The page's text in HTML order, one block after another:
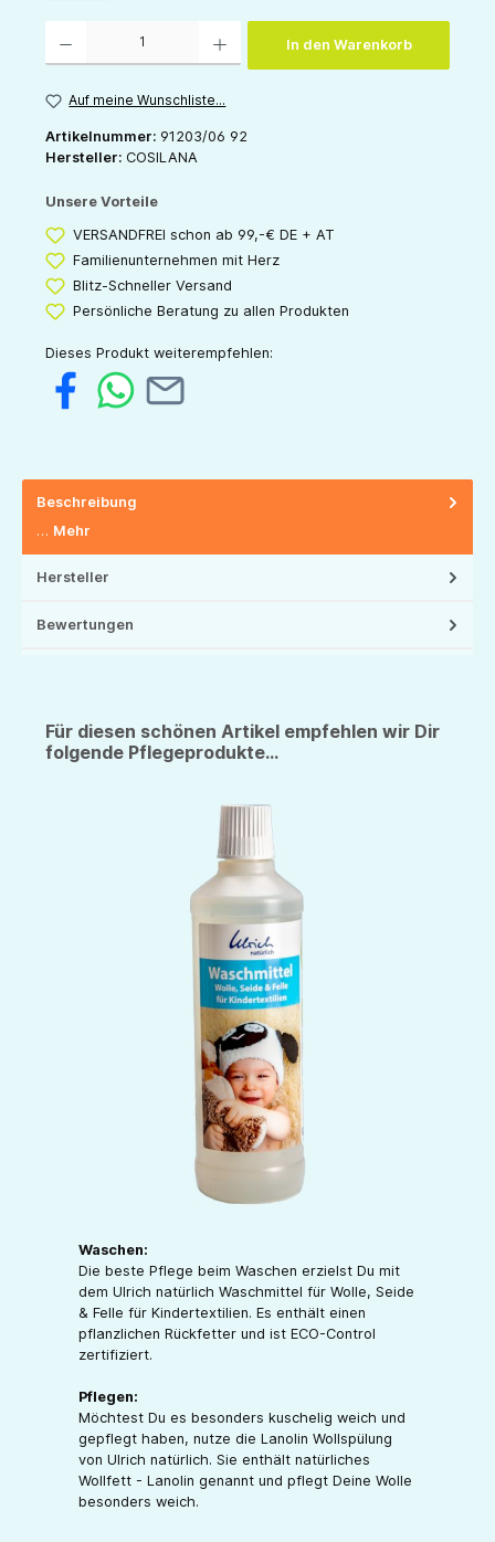
In den Warenkorb
Auf meine Wunschliste...
Artikelnummer: 91203/06 92
Hersteller: COSILANA
Unsere Vorteile
VERSANDFREI schon ab 99,-€ DE + AT
Familienunternehmen mit Herz
Blitz-Schneller Versand
Persönliche Beratung zu allen Produkten
Dieses Produkt weiterempfehlen:
Beschreibung
… Mehr
Hersteller
Bewertungen
Für diesen schönen Artikel empfehlen wir Dir
folgende Pflegeprodukte...
Waschen:
Die beste Pflege beim Waschen erzielst Du mit
dem Ulrich natürlich Waschmittel für Wolle, Seide
& Felle für Kindertextilien. Es enthält einen
pflanzlichen Rückfetter und ist ECO-Control
zertifiziert.
Pflegen:
Möchtest Du es besonders kuschelig weich und
gepflegt haben, nutze die Lanolin Wollspülung
von Ulrich natürlich. Sie enthält natürliches
Wollfett - Lanolin genannt und pflegt Deine Wolle
besonders weich.